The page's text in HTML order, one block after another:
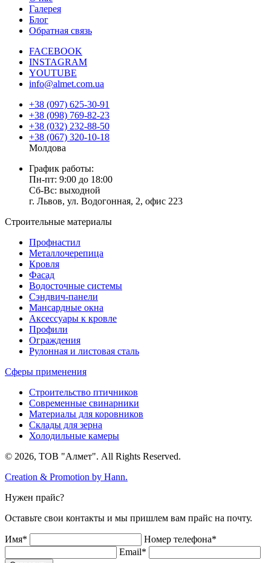
Галерея
Блог
Обратная связь
FACEBOOK
INSTAGRAM
YOUTUBE
info@almet.com.ua
+38 (097) 625-30-91
+38 (098) 769-82-23
+38 (032) 232-88-50
+38 (067) 320-10-18
Молдова
График работы:
Пн-пт: 9:00 до 18:00
Сб-Вс: выходной
г. Львов, ул. Водогонная, 2, офис 223
Строительные материалы
Профнастил
Металлочерепица
Кровля
Фасад
Водосточные системы
Сэндвич-панели
Мансардные окна
Аксессуары к кровле
Профили
Ограждения
Рулонная и листовая сталь
Сферы применения
Строительство птичников
Современные свинарники
Материалы для коровников
Склады для зерна
Холодильные камеры
© 2026, ТОВ "Алмет". All Rights Reserved.
Creation & Promotion by Hann.
Нужен прайс?
Оставьте свои контакты и мы пришлем вам прайс на почту.
Имя*
Номер телефона*
Email*